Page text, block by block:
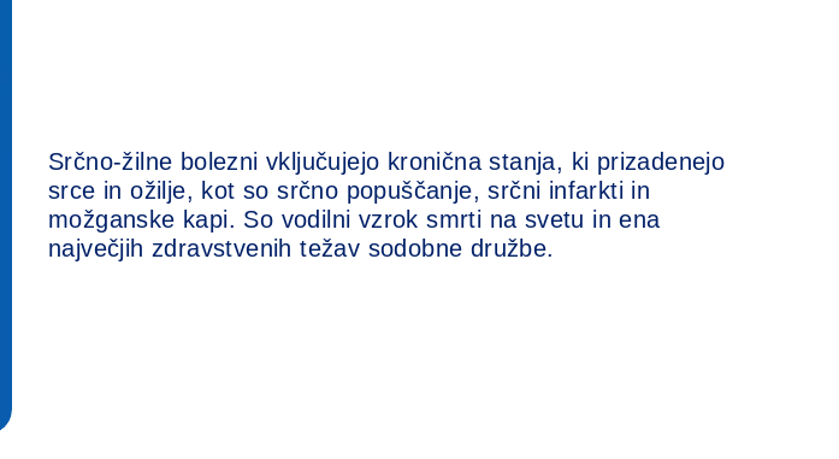
Srčno-žilne bolezni vključujejo kronična stanja, ki prizadenejo
srce in ožilje, kot so srčno popuščanje, srčni infarkti in
možganske kapi. So vodilni vzrok smrti na svetu in ena
največjih zdravstvenih težav sodobne družbe.